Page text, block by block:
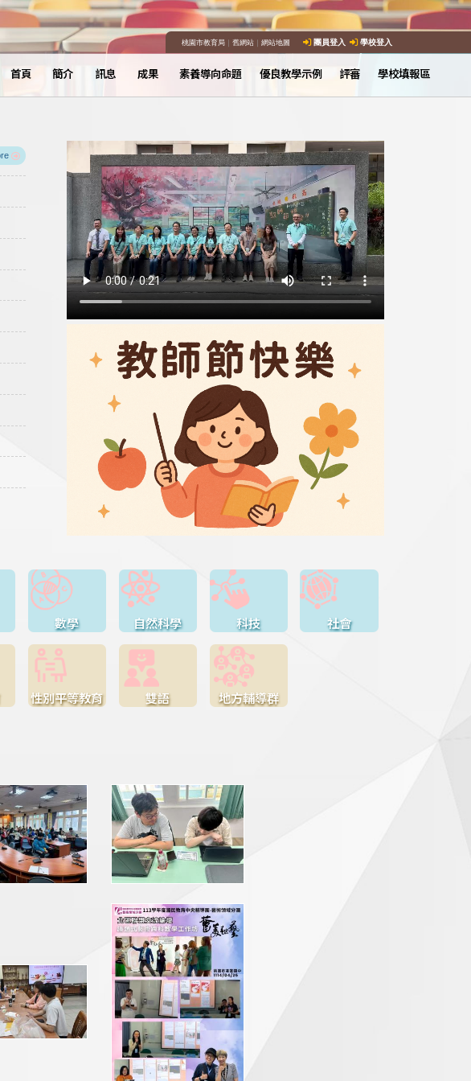
桃園市教育局｜ 舊網站｜ 網站地圖 團員登入 學校登入
首頁 簡介 訊息 成果 素養導向命題 優良教學示例 評審 學校填報區
數學 自然科學 科技 社會
性別平等教育 雙語 地方輔導群